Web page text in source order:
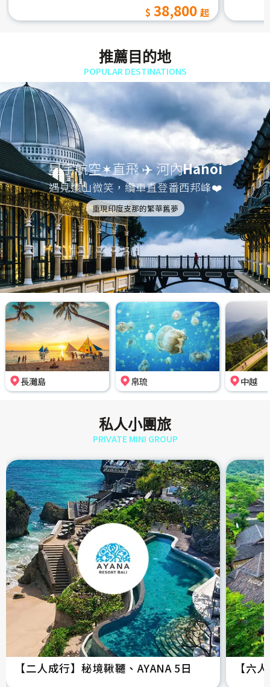
38,800
推薦目的地
POPULAR DESTINATIONS
星宇航空✶直飛 ✈️ 河內Hanoi
遇見遠山微笑，纜車直登番西邦峰❤️
重現印度支那的繁華舊夢
長灘島 帛琉 中越
私人小團旅
PRIVATE MINI GROUP
【二人成行】秘境鞦韆、AYANA 5日 【六